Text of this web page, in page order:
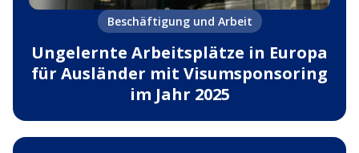
Beschäftigung und Arbeit
Ungelernte Arbeitsplätze in Europa
für Ausländer mit Visumsponsoring
im Jahr 2025